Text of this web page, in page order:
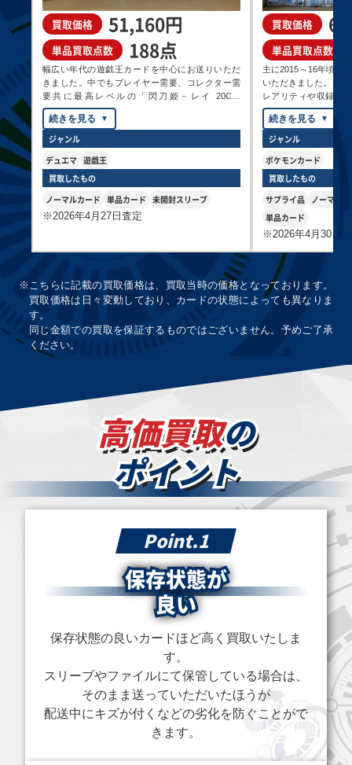
￥85,000
買取価格 買取価格
￥80,000
買取価格
￥76,800
黒魔導のカーテン
(オーバーフレー
ム) LOCH-JP003
プリズマティック
シークレット
買取価格
白き幻獣－青眼の
JP001 プリズマ
買取価格
￥67,000
暗黒騎士ガイア
PH-52 アルティメ
買取価格
氷結界の龍トリシ
ット
神炎皇ウリア
真紅眼の超越黒竜
(オーバーフレー
ム) BETB-JP036
プリズマティック
シークレット
￥58,000
ブラック・マジシ
ャン LN-53 アル
買取価格
￥54,000
真紅眼の黒竜
￥39,000
メット
￥34,300
JP028 プリズマ
買取価格
￥33,500
ック・マジシャン
(オーバーフレー
ム) LOCH-JP001
プリズマティック
シークレット
￥33,500
ＩＧＩＮＳ(オー
黒き混沌の魔術師
ブラック・カオス
(オーバーフレー
ム) CORI-JP027
プリズマティック
トゥーン・ブラッ
ク・マジシャン・
ガール G6-02 ウ
ルトラ
超魔導剣士－ブラ
ック・パラディン
303-051 アルティ
メット
買取価格 51,160円
単品買取点数 188点
幅広い年代の遊戯王カードを中心にお送りいただ
きました。中でもプレイヤー需要、コレクター需
要共に最高レベルの「閃刀姫－レイ 20CP-
JPC02」や、直近でテーマが強化された「召喚師
アレイスター 20CP-JPC01 」など、希少な20thシ
ークレットレアが印象的でした！
加えて中々お目にかかれない、モンスターフィギ
ュアコレクションに付属した「スターダスト・ド
ラゴン MFC1-JP001」の未開封品などもあり、幅
広くカードを収集してきたことが伝わってきまし
た。
ジャンル
デュエマ 遊戯王
買取したもの
ノーマルカード 単品カード 未開封スリーブ
※2026年4月27日査定
買取価格
単品買取点数
主に2015～16年頃、
いただきました。
レアリティや収録パ
キズ・反れなどがほ
ったこともあり、高
もに多くのカードに
ました。
ポケキュンコレクシ
ケモン20周年記念の
された「Mリザード
の高いカードから、
「バトルコンプレッ
の高需要カード、大
各カードにお値段が
れもカードの状態が
取に繋がる事は共通で
スリーブに入ったデ
と窺えるカードも多
きました。
ジャンル
ポケモンカード
買取したもの
サプライ品 ノーマル
単品カード
※2026年4月30日
※ こちらに記載の買取価格は、買取当時の価格となっております。
買取価格は日々変動しており、カードの状態によっても異なりま
す。
同じ金額での買取を保証するものではございません。予めご了承
ください。
高価買取の
ポイント
Point.1
保存状態が
良い
保存状態の良いカードほど高く買取いたしま
す。
スリーブやファイルにて保管している場合は、
そのまま送っていただいたほうが
配送中にキズが付くなどの劣化を防ぐことがで
きます。